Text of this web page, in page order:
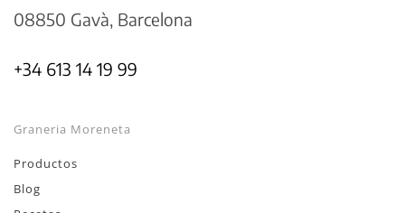
08850 Gavà, Barcelona
+34 613 14 19 99
Graneria Moreneta
Productos
Blog